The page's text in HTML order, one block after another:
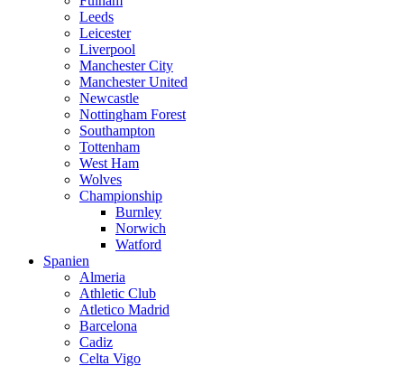
Leeds
Leicester
Liverpool
Manchester City
Manchester United
Newcastle
Nottingham Forest
Southampton
Tottenham
West Ham
Wolves
Championship
Burnley
Norwich
Watford
Spanien
Almeria
Athletic Club
Atletico Madrid
Barcelona
Cadiz
Celta Vigo